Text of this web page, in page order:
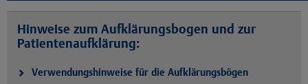
Hinweise zum Aufklärungsbogen und zur
Patientenaufklärung:
Verwendungshinweise für die Aufklärungsbögen